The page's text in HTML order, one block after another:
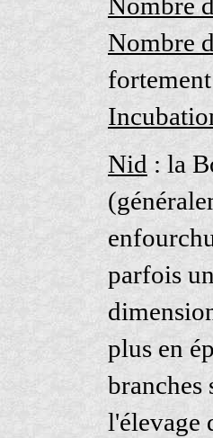
Nombre
Nid : la
parfois
plus en
branches
l'élevage